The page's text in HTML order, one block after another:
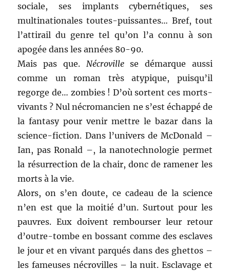
sociale, ses implants cybernétiques, ses
multinationales toutes-puissantes… Bref, tout
l’attirail du genre tel qu’on l’a connu à son
apogée dans les années 80-90.
Mais pas que. Nécrovillese démarque aussi
comme un roman très atypique, puisqu’il
regorge de… zombies ! D’où sortent ces morts-
vivants ? Nul nécromancien ne s’est échappé de
la fantasy pour venir mettre le bazar dans la
science-fiction. Dans l’univers de McDonald –
Ian, pas Ronald –, la nanotechnologie permet
la résurrection de la chair, donc de ramener les
morts à la vie.
Alors, on s’en doute, ce cadeau de la science
n’en est que la moitié d’un. Surtout pour les
pauvres. Eux doivent rembourser leur retour
d’outre-tombe en bossant comme des esclaves
le jour et en vivant parqués dans des ghettos –
les fameuses nécrovilles – la nuit. Esclavage et